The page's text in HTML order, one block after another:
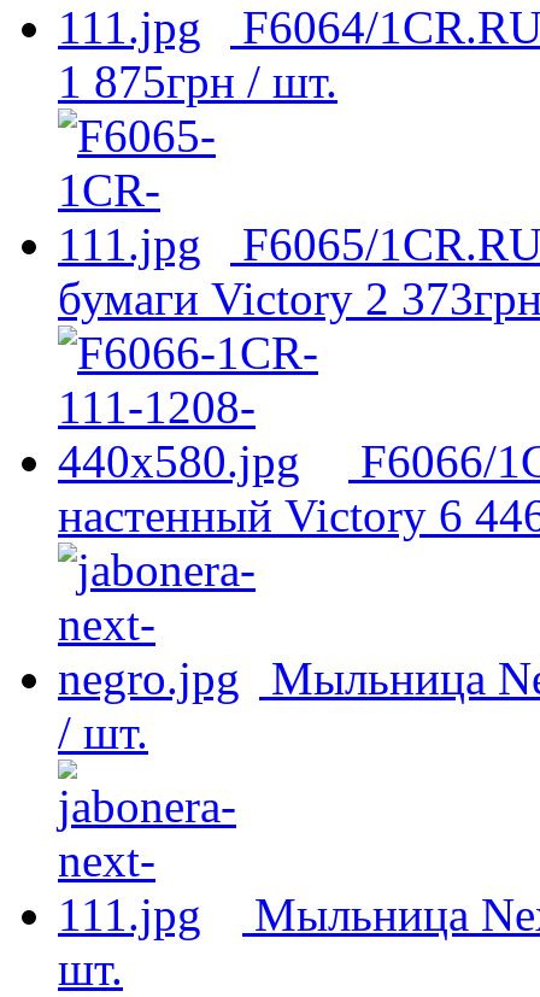
F6064/
1 875грн / шт.
F6065/
бумаги Victory 2 373
F6066/
настенный Victory 6
Мыльница
/ шт.
Мыльница
шт.